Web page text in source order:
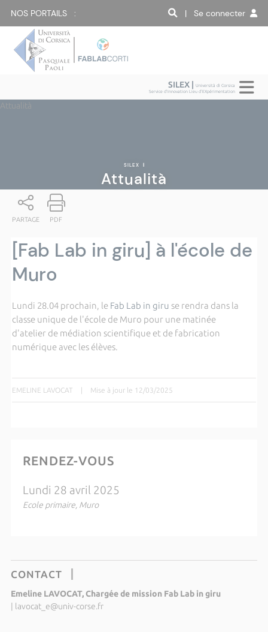
NOS PORTAILS : | Se connecter
SILEX |Università di Corsica
Service d'Innovation Lieu d'EXpérimentation
Attualità
SILEX |
Attualità
PARTAGE PDF
[Fab Lab in giru] à l'école de
Muro
Lundi 28.04 prochain, le Fab Lab in giru se rendra dans la
classe unique de l'école de Muro pour une matinée
d'atelier de médiation scientifique et de fabrication
numérique avec les élèves.
EMELINE LAVOCAT | Mise à jour le 12/03/2025
RENDEZ-VOUS
Lundi 28 avril 2025
Ecole primaire, Muro
CONTACT
Emeline LAVOCAT, Chargée de mission Fab Lab in giru
lavocat_e@univ-corse.fr